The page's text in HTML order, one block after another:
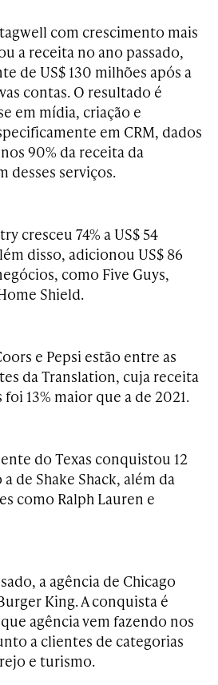
com crescimento mais
a receita no ano passado,
de US$ 130 milhões após a
contas. O resultado é
em mídia, criação e
em CRM, dados
90% da receita da
desses serviços.
cresceu 74% a US$ 54
disso, adicionou US$ 86
como Five Guys,
Shield.
e Pepsi estão entre as
da Translation, cuja receita
foi 13% maior que a de 2021.
do Texas conquistou 12
de Shake Shack, além da
como Ralph Lauren e
a agência de Chicago
King. A conquista é
agência vem fazendo nos
a clientes de categorias
e turismo.